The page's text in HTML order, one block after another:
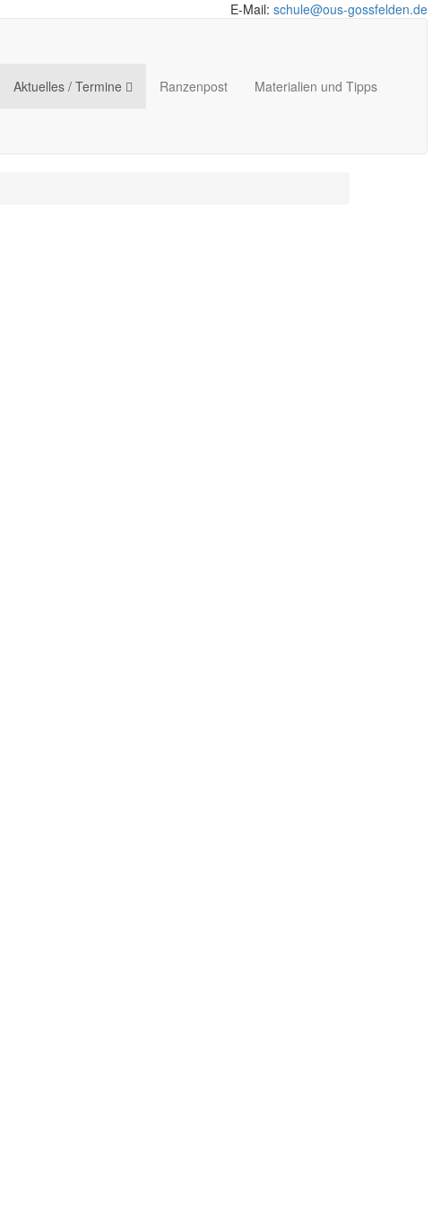
E-Mail: schule@ous-gossfelden.de
Aktuelles / Termine Ranzenpost Materialien und Tipps